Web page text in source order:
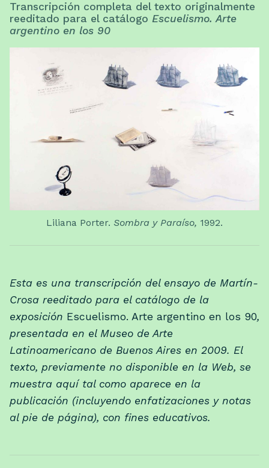
Transcripción completa del texto originalmente
reeditado para el catálogo Escuelismo. Arte
argentino en los 90
Liliana Porter. Sombra y Paraíso, 1992.
Esta es una transcripción del ensayo de Martín-
Crosa reeditado para el catálogo de la
exposición Escuelismo. Arte argentino en los 90,
presentada en el Museo de Arte
Latinoamericano de Buenos Aires en 2009. El
texto, previamente no disponible en la Web, se
muestra aquí tal como aparece en la
publicación (incluyendo enfatizaciones y notas
al pie de página), con fines educativos.